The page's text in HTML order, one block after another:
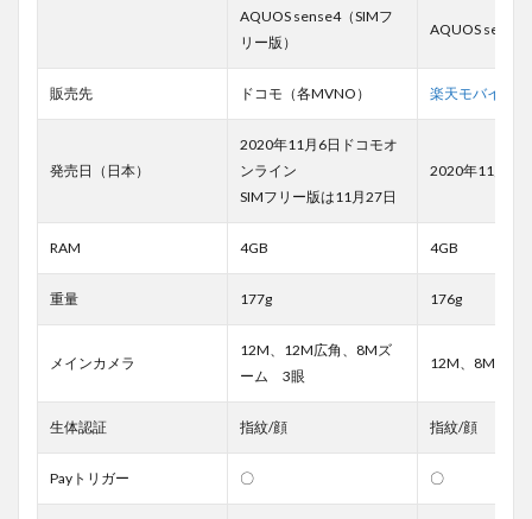
AQUOS sense4（SIMフ
リー版）
AQUOS
販売先 ドコモ（各MVNO） 楽天モバイル
発売日（日本）
2020年11月6日ドコモオ
ンライン
SIMフリー版は11月27日
2020年11月12
RAM 4GB 4GB
重量 177g 176g
メインカメラ
12M、12M広角、8Mズ
ーム 3眼
12M、8Mズ
生体認証 指紋/顔 指紋/顔
Payトリガー 〇 〇